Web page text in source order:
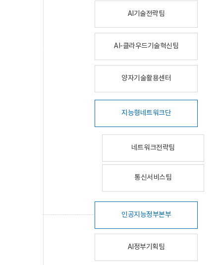
AI기술전략팀
AI-클라우드기술혁신팀
양자기술활용센터
지능형네트워크단
네트워크전략팀
통신서비스팀
인공지능정부본부
AI정부기획팀